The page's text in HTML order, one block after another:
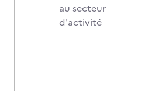
au secteur
d'activité